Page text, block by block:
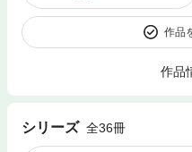
作品
作品
シリーズ 全36冊